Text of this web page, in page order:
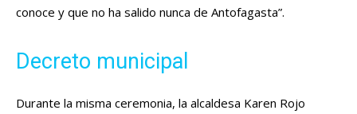
conoce y que no ha salido nunca de Antofagasta”.
Decreto municipal
Durante la misma ceremonia, la alcaldesa Karen Rojo